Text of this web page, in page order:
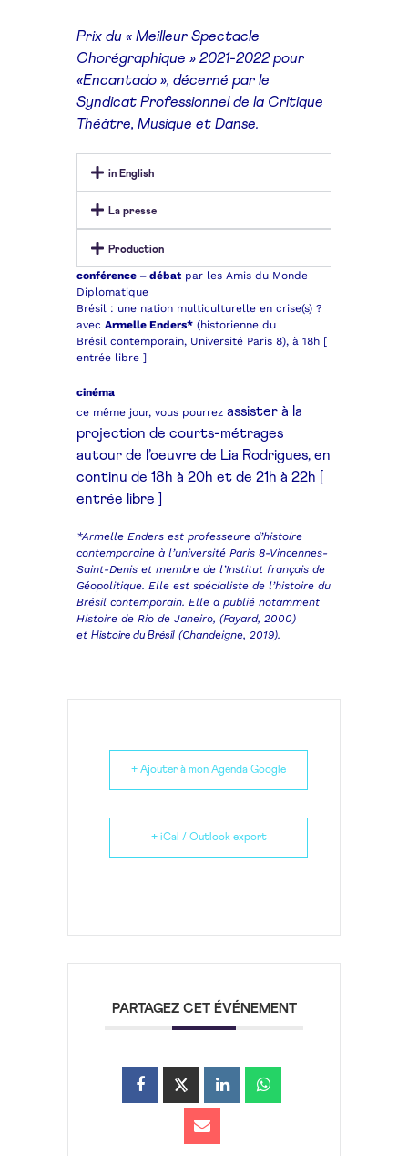
Prix du « Meilleur Spectacle
Chorégraphique » 2021-2022 pour
«Encantado », décerné par le
Syndicat Professionnel de la Critique
Théâtre, Musique et Danse.
in English
La presse
Production
conférence – débat par les Amis du Monde
Diplomatique
Brésil : une nation multiculturelle en crise(s) ?
avec Armelle Enders* (historienne du
Brésil contemporain, Université Paris 8), à 18h [
entrée libre ]
cinéma
ce même jour, vous pourrez assister à la
projection de courts-métrages
autour de l’oeuvre de Lia Rodrigues, en
continu de 18h à 20h et de 21h à 22h [
entrée libre ]
*Armelle Enders est professeure d’histoire
contemporaine à l’université Paris 8-Vincennes-
Saint-Denis et membre de l’Institut français de
Géopolitique. Elle est spécialiste de l’histoire du
Brésil contemporain. Elle a publié notamment
Histoire de Rio de Janeiro, (Fayard, 2000)
et Histoire du Brésil (Chandeigne, 2019).
+ Ajouter à mon Agenda Google
+ iCal / Outlook export
PARTAGEZ CET ÉVÉNEMENT